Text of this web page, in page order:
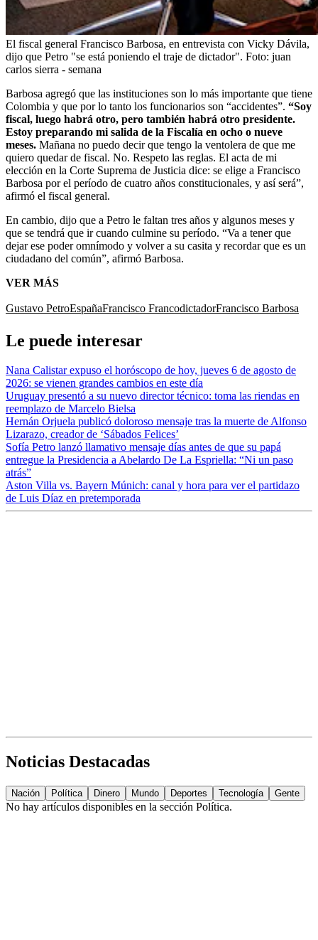
El fiscal general Francisco Barbosa, en entrevista con Vicky Dávila,
dijo que Petro "se está poniendo el traje de dictador". Foto: juan
carlos sierra - semana
Barbosa agregó que las instituciones son lo más importante que tiene
Colombia y que por lo tanto los funcionarios son “accidentes”. “Soy
fiscal, luego habrá otro, pero también habrá otro presidente.
Estoy preparando mi salida de la Fiscalía en ocho o nueve
meses. Mañana no puedo decir que tengo la ventolera de que me
quiero quedar de fiscal. No. Respeto las reglas. El acta de mi
elección en la Corte Suprema de Justicia dice: se elige a Francisco
Barbosa por el período de cuatro años constitucionales, y así será”,
afirmó el fiscal general.
En cambio, dijo que a Petro le faltan tres años y algunos meses y
que se tendrá que ir cuando culmine su período. “Va a tener que
dejar ese poder omnímodo y volver a su casita y recordar que es un
ciudadano del común”, afirmó Barbosa.
VER MÁS
Gustavo PetroEspañaFrancisco FrancodictadorFrancisco Barbosa
Le puede interesar
Nana Calistar expuso el horóscopo de hoy, jueves 6 de agosto de
2026: se vienen grandes cambios en este día
Uruguay presentó a su nuevo director técnico: toma las riendas en
reemplazo de Marcelo Bielsa
Hernán Orjuela publicó doloroso mensaje tras la muerte de Alfonso
Lizarazo, creador de ‘Sábados Felices’
Sofía Petro lanzó llamativo mensaje días antes de que su papá
entregue la Presidencia a Abelardo De La Espriella: “Ni un paso
atrás”
Aston Villa vs. Bayern Múnich: canal y hora para ver el partidazo
de Luis Díaz en pretemporada
Noticias Destacadas
Nación Política Dinero Mundo Deportes Tecnología Gente
No hay artículos disponibles en la sección Política.